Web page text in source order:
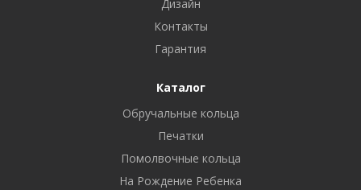
Дизайн
Контакты
Гарантия
Каталог
Обручальные кольца
Печатки
Помолвочные кольца
На Рождение Ребенка